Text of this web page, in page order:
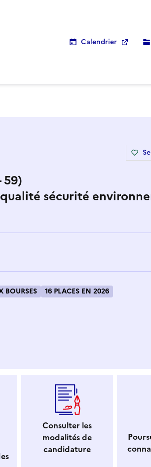
Calendrier
59)
sécurité
BOURSES 16 PLACES EN 2026
Consulter les
modalités de
candidature